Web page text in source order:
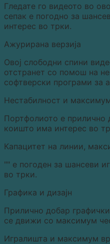
Гледате го видеото во
сепак е погодно за
интерес во трки.
Ажурирана верзија
Овој слободни спини
отстранет со помош на
софтверски програми за
Нестабилност и
Портфолиото е прилично
коишто има интерес во
Капацитет на линии,
"" е погоден за шансеви
во трки.
Графика и дизајн
Прилично добар
се движи со максимум
Игралишта и максимум